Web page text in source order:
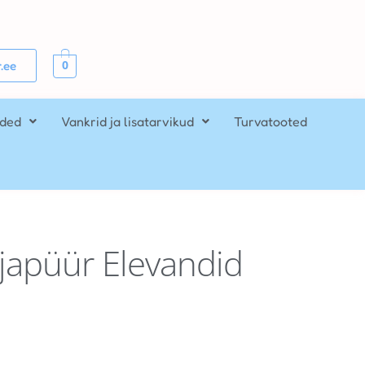
0
Vankrid ja lisatarvikud Turvatooted
Elevandid